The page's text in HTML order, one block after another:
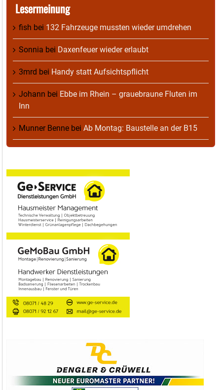
Lesermeinung
fish bei 132 Fahrzeuge mussten wieder umdrehen
Sonnia bei Daxenfeuer wieder erlaubt
3mrd bei Handy statt Aufsichtspflicht
Johann bei Ebbe im Rhein – grauebraune Fluten im
Inn
Munner Benne bei Ab Montag: Baustelle an der B15